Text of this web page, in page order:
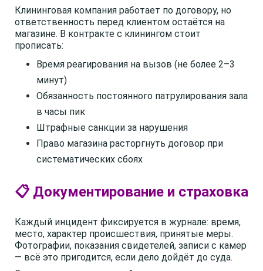
Клининговая компания работает по договору, но
ответственность перед клиентом остаётся на
магазине. В контракте с клинингом стоит
прописать:
Время реагирования на вызов (не более 2–3
минут)
Обязанность постоянного патрулирования зала
в часы пик
Штрафные санкции за нарушения
Право магазина расторгнуть договор при
систематических сбоях
📋 Документирование и страховка
Каждый инцидент фиксируется в журнале: время,
место, характер происшествия, принятые меры.
Фотографии, показания свидетелей, записи с камер
— всё это пригодится, если дело дойдёт до суда.